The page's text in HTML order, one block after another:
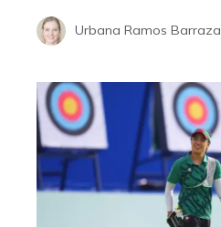
Urbana Ramos Barraza